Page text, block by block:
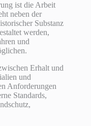
ist die Arbeit
neben der
Substanz
werden,
und
Erhalt und
und
Anforderungen
Standards,